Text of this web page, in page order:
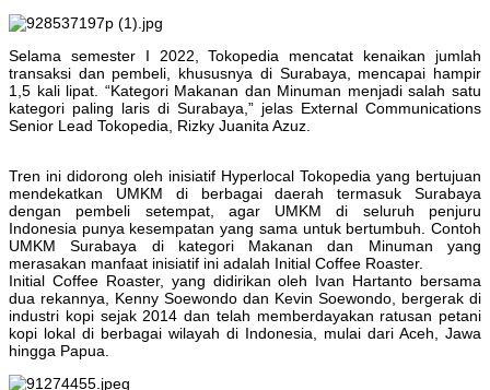
Selama semester I 2022, Tokopedia mencatat kenaikan jumlah
transaksi dan pembeli, khususnya di Surabaya, mencapai hampir
1,5 kali lipat. “Kategori Makanan dan Minuman menjadi salah satu
kategori paling laris di Surabaya,” jelas External Communications
Senior Lead Tokopedia, Rizky Juanita Azuz.
Tren ini didorong oleh inisiatif Hyperlocal Tokopedia yang bertujuan
mendekatkan UMKM di berbagai daerah termasuk Surabaya
dengan pembeli setempat, agar UMKM di seluruh penjuru
Indonesia punya kesempatan yang sama untuk bertumbuh. Contoh
UMKM Surabaya di kategori Makanan dan Minuman yang
merasakan manfaat inisiatif ini adalah Initial Coffee Roaster.
Initial Coffee Roaster, yang didirikan oleh Ivan Hartanto bersama
dua rekannya, Kenny Soewondo dan Kevin Soewondo, bergerak di
industri kopi sejak 2014 dan telah memberdayakan ratusan petani
kopi lokal di berbagai wilayah di Indonesia, mulai dari Aceh, Jawa
hingga Papua.